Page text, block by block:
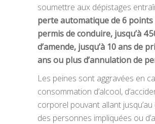
soumettre aux dépistages
perte automatique de 6 points
permis de conduire, jusqu’à 4
d’amende, jusqu’à 10 ans de
ans ou plus d’annulation de
Les peines sont aggravées en
consommation d’alcool,
corporel pouvant allant jusqu’au
des personnes impliquées ou